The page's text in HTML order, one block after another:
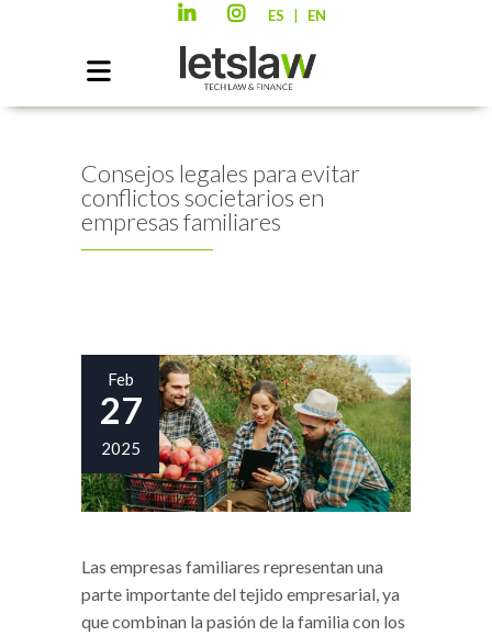
ES EN
Consejos legales para evitar
conflictos societarios en
empresas familiares
Feb
27
2025
Las empresas familiares representan una
parte importante del tejido empresarial, ya
que combinan la pasión de la familia con los